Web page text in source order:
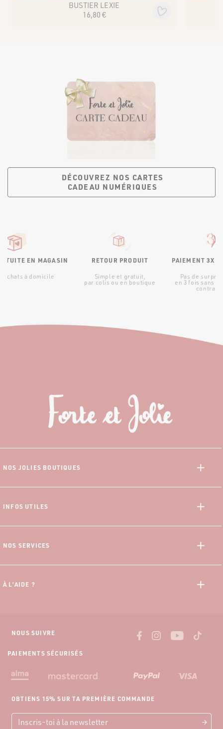
BUSTIER LEXIE
16,80 €
DÉCOUVREZ NOS CARTES
CADEAU NUMÉRIQUES
EN MAGASIN
à domicile
RETOUR PRODUIT
Simple et gratuit,
par colis ou en boutique
PAIEMENT 3X
Pas de
en 3 fois sans
NOS JOLIES BOUTIQUES
Saint-Pierre
Saint-André
INFOS UTILES
CGV
CGU Progamme Fidélité
NOS SERVICES
Paiement 3x sans frais
À L’AIDE ?
PAIEMENTS SÉCURISÉS
OBTIENS 15% SUR TA PREMIÈRE COMMANDE
NOUS SUIVRE